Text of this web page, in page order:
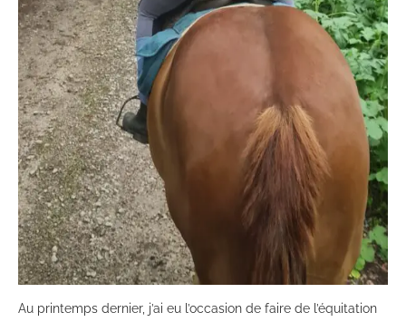
Au printemps dernier, j’ai eu l’occasion de faire de l’équitation